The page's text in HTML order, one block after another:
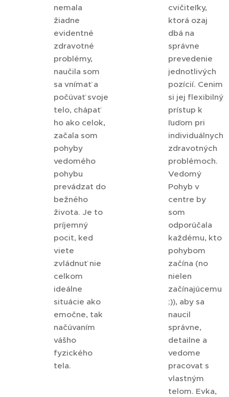
nemala
žiadne
evidentné
zdravotné
problémy,
naučila som
sa vnímať a
počúvať svoje
telo, chápať
ho ako celok,
začala som
pohyby
vedomého
pohybu
prevádzat do
bežného
života. Je to
príjemný
pocit, ked
viete
zvládnuť nie
celkom
ideálne
situácie ako
emočne, tak
načúvaním
vášho
fyzického
tela.
cvičiteľky,
ktorá ozaj
dbá na
správne
prevedenie
jednotlivých
pozícií. Cenim
si jej flexibilný
prístup k
ľuďom pri
individuálnych
zdravotných
problémoch.
Vedomý
Pohyb v
centre by
som
odporúčala
každému, kto
pohybom
začína (no
nielen
začínajúcemu
;)), aby sa
naucil
správne,
detailne a
vedome
pracovat s
vlastným
telom. Evka,